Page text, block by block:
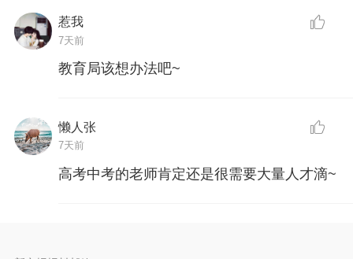
惹我
7天前
教育局该想办法吧~
懒人张
7天前
高考中考的老师肯定还是很需要大量人才滴~